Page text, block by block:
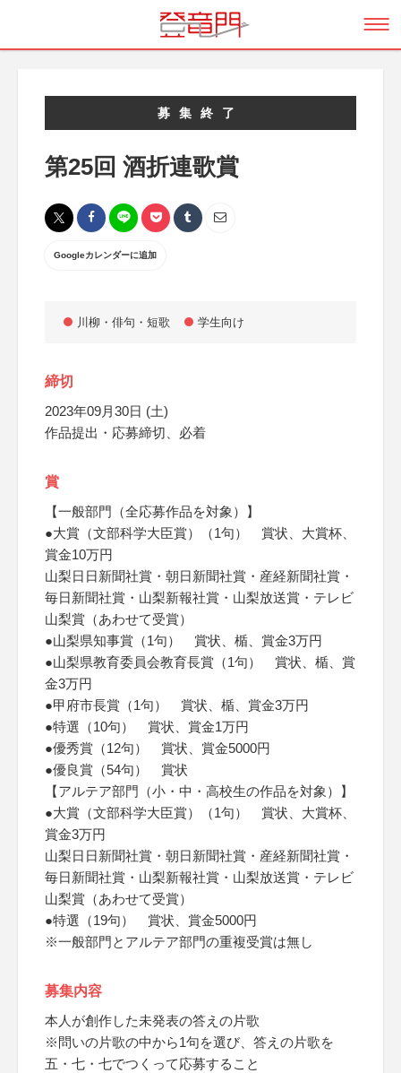
募集終了
第25回 酒折連歌賞
Googleカレンダーに追加
川柳・俳句・短歌 学生向け
締切
2023年09月30日 (土)
作品提出・応募締切、必着
賞
【一般部門（全応募作品を対象）】
●大賞（文部科学大臣賞）（1句） 賞状、大賞杯、
賞金10万円
山梨日日新聞社賞・朝日新聞社賞・産経新聞社賞・
毎日新聞社賞・山梨新報社賞・山梨放送賞・テレビ
山梨賞（あわせて受賞）
●山梨県知事賞（1句） 賞状、楯、賞金3万円
●山梨県教育委員会教育長賞（1句） 賞状、楯、賞
金3万円
●甲府市長賞（1句） 賞状、楯、賞金3万円
●特選（10句） 賞状、賞金1万円
●優秀賞（12句） 賞状、賞金5000円
●優良賞（54句） 賞状
【アルテア部門（小・中・高校生の作品を対象）】
●大賞（文部科学大臣賞）（1句） 賞状、大賞杯、
賞金3万円
山梨日日新聞社賞・朝日新聞社賞・産経新聞社賞・
毎日新聞社賞・山梨新報社賞・山梨放送賞・テレビ
山梨賞（あわせて受賞）
●特選（19句） 賞状、賞金5000円
※一般部門とアルテア部門の重複受賞は無し
募集内容
本人が創作した未発表の答えの片歌
※問いの片歌の中から1句を選び、答えの片歌を
五・七・七でつくって応募すること